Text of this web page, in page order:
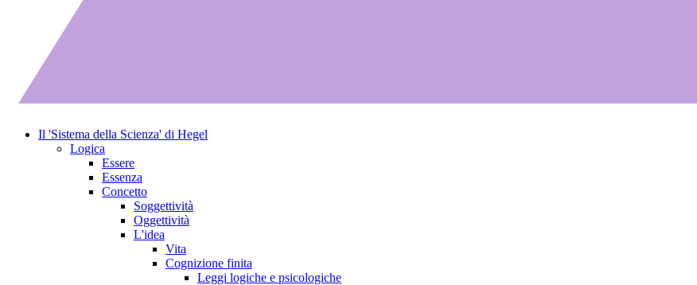
Il 'Sistema della Scienza' di Hegel
Logica
Essere
Essenza
Concetto
Soggettività
Oggettività
L'idea
Vita
Cognizione finita
Leggi logiche e psicologiche